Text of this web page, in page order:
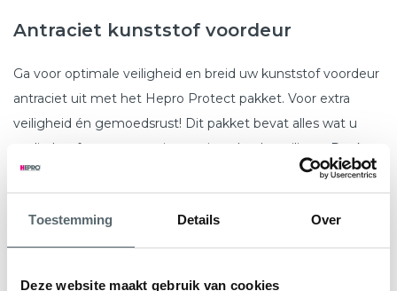
Toestemming Details Over
Deze website maakt gebruik van cookies
Antraciet kunststof voordeur
Ga voor optimale veiligheid en breid uw kunststof voordeur
antraciet uit met het Hepro Protect pakket. Voor extra
veiligheid én gemoedsrust! Dit pakket bevat alles wat u
nodig heeft om uw woning optimaal te beveiligen. Denk
aan inbraakwerend glas op de benedenverdieping, een
driepuntssluiting met kerntrekbeveiliging en Secustik
hang- en sluitwerk. De deurpanelen zijn voorzien van een
spion, voor extra zicht wie er voor de deur staat, en een